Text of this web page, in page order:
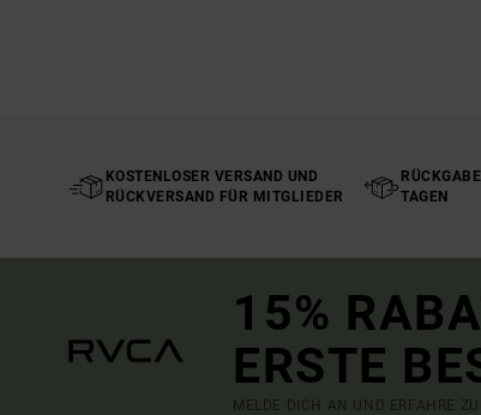
KOSTENLOSER VERSAND UND
RÜCKVERSAND FÜR MITGLIEDER
TAGEN
15%
ERSTE
MELDE DICH AN UND ERFAHRE